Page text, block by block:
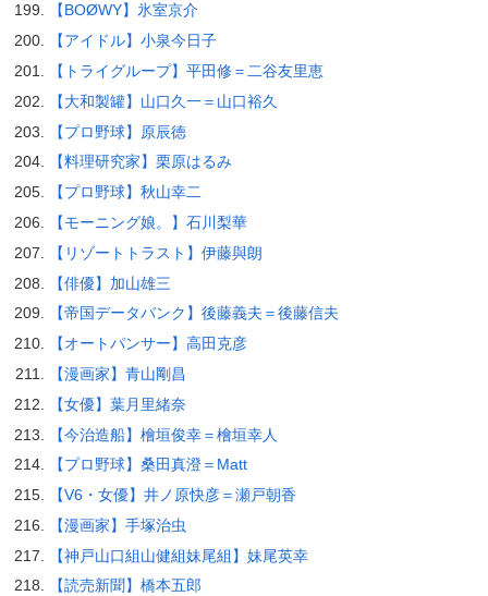
【BOØWY】氷室京介
【アイドル】小泉今日子
【トライグループ】平田修＝二谷友里恵
【大和製罐】山口久一＝山口裕久
【プロ野球】原辰徳
【料理研究家】栗原はるみ
【プロ野球】秋山幸二
【モーニング娘。】石川梨華
【リゾートトラスト】伊藤與朗
【俳優】加山雄三
【帝国データバンク】後藤義夫＝後藤信夫
【オートパンサー】高田克彦
【漫画家】青山剛昌
【女優】葉月里緒奈
【今治造船】檜垣俊幸＝檜垣幸人
【プロ野球】桑田真澄＝Matt
【V6・女優】井ノ原快彦＝瀬戸朝香
【漫画家】手塚治虫
【神戸山口組山健組妹尾組】妹尾英幸
【読売新聞】橋本五郎